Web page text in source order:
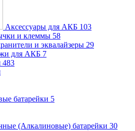
Аксессуары для АКБ 103
и клеммы 58
и эквалайзеры 29
для АКБ 7
483
батарейки 5
(Алкалиновые) батарейки 30